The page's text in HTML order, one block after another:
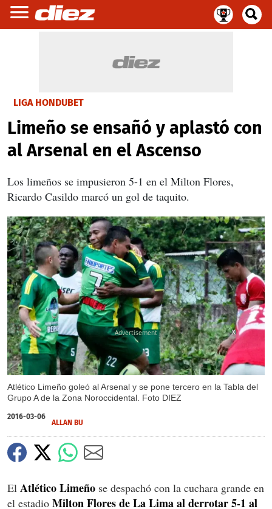
LIGA HONDUBET
Limeño se ensañó y aplastó con
al Arsenal en el Ascenso
Los limeños se impusieron 5-1 en el Milton Flores,
Ricardo Casildo marcó un gol de taquito.
Atlético Limeño goleó al Arsenal y se pone tercero en la Tabla del
Grupo A de la Zona Noroccidental. Foto DIEZ
X
X
2016-03-06
ALLAN BU
El Atlético Limeño se despachó con la cuchara grande en
el estadio Milton Flores de La Lima al derrotar 5-1 al